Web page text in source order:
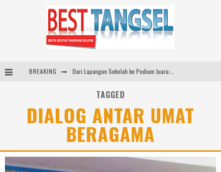
BREAKING
Diabetes Connection Care Eka Hospital BSD Hadirkan Pendekatan Komprehensif Tangani Diabetes dan Obesitas
TAGGED
DIALOG ANTAR UMAT
BERAGAMA